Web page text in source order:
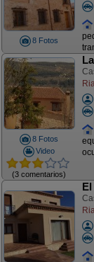
8 Fotos
8 Fotos
Video
(3 comentarios)